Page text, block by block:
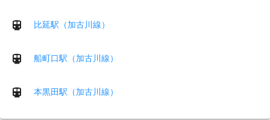
比延駅（加古川線）
船町口駅（加古川線）
本黒田駅（加古川線）